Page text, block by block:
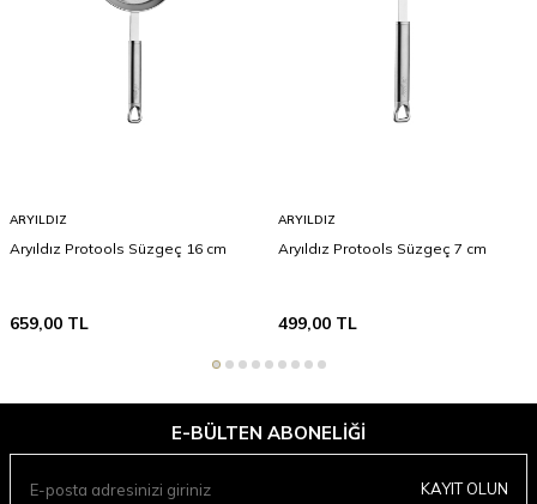
ARYILDIZ
Aryıldız Protools Süzgeç 16 cm
659,00 TL
ARYILDIZ
Aryıldız Protools Süzgeç 7 cm
499,00TL
E-BÜLTEN ABONELIĞI
KAYIT OLUN